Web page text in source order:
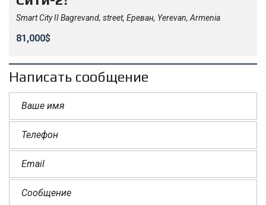
Smart City II Bagrevand, street, Ереван, Yerevan, Armenia
81,000$
Написать сообщение